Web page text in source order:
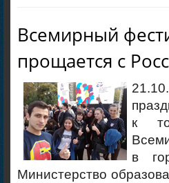
Всемирный
прощается с
к
в
Министерство